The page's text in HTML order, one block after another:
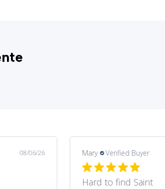
08/06/26 Mary Verified Buyer
Hard to find Saint